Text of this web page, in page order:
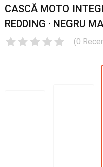
CASCĂ MOTO
REDDING · NEGRU
(0